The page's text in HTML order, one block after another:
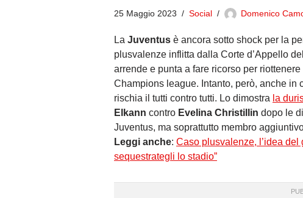
25 Maggio 2023 Social Domenico
La Juventus è ancora sotto shock per la
plusvalenze inflitta dalla Corte d’Appello
arrende e punta a fare ricorso per
Champions league. Intanto, però, anche in
rischia il tutti contro tutti. Lo dimostra la
Elkann contro Evelina Christillin dopo le
Juventus, ma soprattutto membro
Leggi anche: Caso plusvalenze, l’idea del
sequestrategli lo stadio”